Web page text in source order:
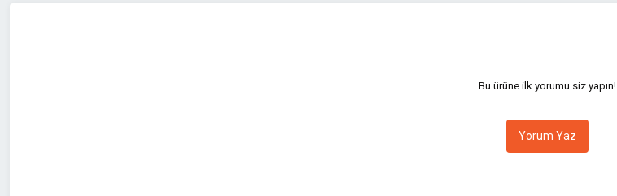
Görüş ve önerileriniz için teşekkür ederiz.
Bu ürüne ilk yorumu siz yapın!
Yorum Yaz